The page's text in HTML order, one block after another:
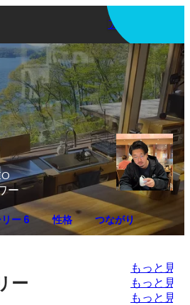
アプリを使う
ー
ー 6 性格 つながり
ー
もっと見る
もっと見る
もっと見る